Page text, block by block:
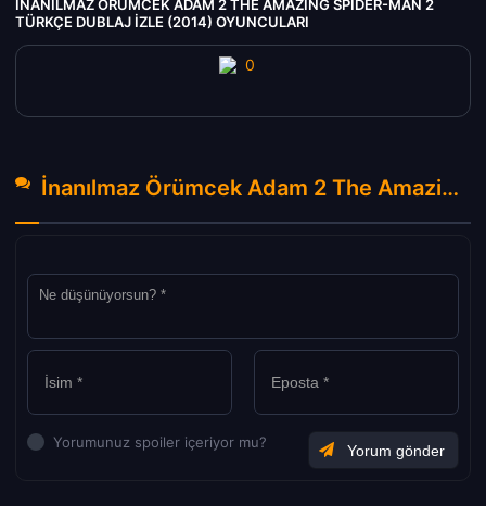
İNANILMAZ ÖRÜMCEK ADAM 2 THE AMAZING SPIDER-MAN 2
TÜRKÇE DUBLAJ IZLE (2014) OYUNCULARI
İnanılmaz Örümcek Adam 2 The Amazing Spider-Man 2 Türkçe Dublaj izle (2014) Hakkında Yorumlar
Yorumunuz spoiler içeriyor mu?